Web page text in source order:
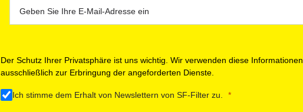
Der Schutz Ihrer Privatsphäre ist uns wichtig. Wir verwenden diese Informationen
ausschließlich zur Erbringung der angeforderten Dienste.
Ich stimme dem Erhalt von Newslettern von SF-Filter zu.